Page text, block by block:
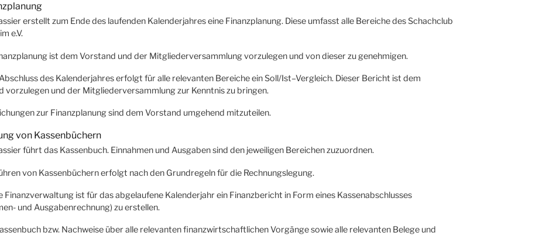
erstellt zum Ende des laufenden Kalenderjahres eine Finanzplanung. Diese umfasst alle Bereiche des Schachclub
e.V.
ist dem Vorstand und der Mitgliederversammlung vorzulegen und von dieser zu genehmigen.
des Kalenderjahres erfolgt für alle relevanten Bereiche ein Soll/Ist–Vergleich. Dieser Bericht ist dem
vorzulegen und der Mitgliederversammlung zur Kenntnis zu bringen.
zur Finanzplanung sind dem Vorstand umgehend mitzuteilen.
von Kassenbüchern
führt das Kassenbuch. Einnahmen und Ausgaben sind den jeweiligen Bereichen zuzuordnen.
von Kassenbüchern erfolgt nach den Grundregeln für die Rechnungslegung.
Finanzverwaltung ist für das abgelaufene Kalenderjahr ein Finanzbericht in Form eines Kassenabschlusses
und Ausgabenrechnung) zu erstellen.
bzw. Nachweise über alle relevanten finanzwirtschaftlichen Vorgänge sowie alle relevanten Belege und